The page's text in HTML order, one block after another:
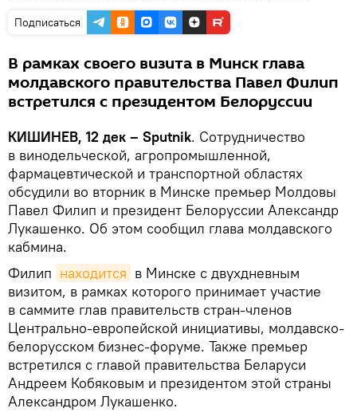
Подписаться
В рамках своего визита в Минск глава
молдавского правительства Павел Филип
встретился с президентом Белоруссии
КИШИНЕВ, 12 дек – Sputnik. Сотрудничество
в винодельческой, агропромышленной,
фармацевтической и транспортной областях
обсудили во вторник в Минске премьер Молдовы
Павел Филип и президент Белоруссии Александр
Лукашенко. Об этом сообщил глава молдавского
кабмина.
Филип находится в Минске с двухдневным
визитом, в рамках которого принимает участие
в саммите глав правительств стран-членов
Центрально-европейской инициативы, молдавско-
белорусском бизнес-форуме. Также премьер
встретился с главой правительства Беларуси
Андреем Кобяковым и президентом этой страны
Александром Лукашенко.